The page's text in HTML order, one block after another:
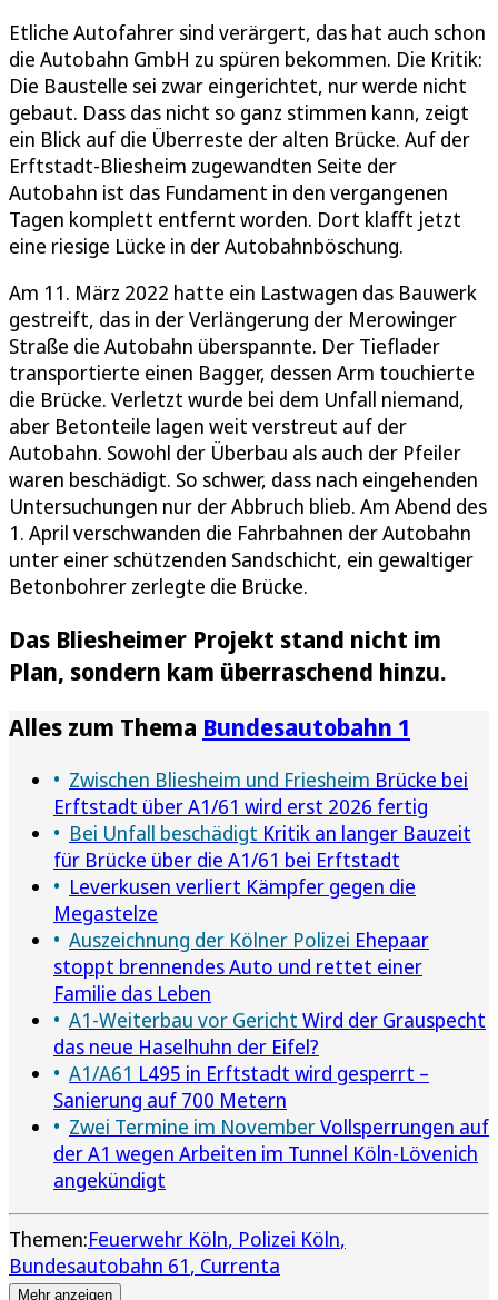
Etliche Autofahrer sind verärgert, das hat auch schon
die Autobahn GmbH zu spüren bekommen. Die Kritik:
Die Baustelle sei zwar eingerichtet, nur werde nicht
gebaut. Dass das nicht so ganz stimmen kann, zeigt
ein Blick auf die Überreste der alten Brücke. Auf der
Erftstadt-Bliesheim zugewandten Seite der
Autobahn ist das Fundament in den vergangenen
Tagen komplett entfernt worden. Dort klafft jetzt
eine riesige Lücke in der Autobahnböschung.
Am 11. März 2022 hatte ein Lastwagen das Bauwerk
gestreift, das in der Verlängerung der Merowinger
Straße die Autobahn überspannte. Der Tieflader
transportierte einen Bagger, dessen Arm touchierte
die Brücke. Verletzt wurde bei dem Unfall niemand,
aber Betonteile lagen weit verstreut auf der
Autobahn. Sowohl der Überbau als auch der Pfeiler
waren beschädigt. So schwer, dass nach eingehenden
Untersuchungen nur der Abbruch blieb. Am Abend des
1. April verschwanden die Fahrbahnen der Autobahn
unter einer schützenden Sandschicht, ein gewaltiger
Betonbohrer zerlegte die Brücke.
Das Bliesheimer Projekt stand nicht im
Plan, sondern kam überraschend hinzu.
Alles zum Thema Bundesautobahn 1
Zwischen Bliesheim und Friesheim Brücke bei
Erftstadt über A1/61 wird erst 2026 fertig
Bei Unfall beschädigt Kritik an langer Bauzeit
für Brücke über die A1/61 bei Erftstadt
Leverkusen verliert Kämpfer gegen die
Megastelze
Auszeichnung der Kölner Polizei Ehepaar
stoppt brennendes Auto und rettet einer
Familie das Leben
A1-Weiterbau vor Gericht Wird der Grauspecht
das neue Haselhuhn der Eifel?
A1/A61 L495 in Erftstadt wird gesperrt –
Sanierung auf 700 Metern
Zwei Termine im NovemberVollsperrungen auf
der A1 wegen Arbeiten im Tunnel Köln-Lövenich
angekündigt
Themen:Feuerwehr Köln Polizei Köln
Bundesautobahn 61 Currenta
Mehr anzeigen